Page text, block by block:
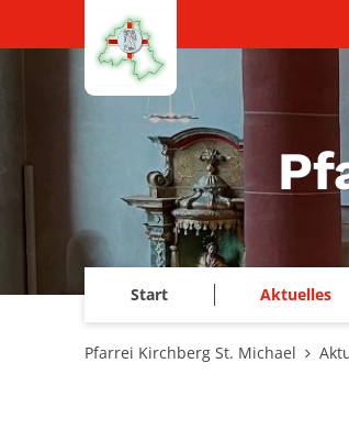
Zum Inhalt springen
Start Aktuelles
Pfarrei Kirchberg St. Michael